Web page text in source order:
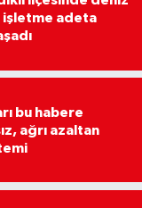
işletme adeta
bu habere
ağrı azaltan